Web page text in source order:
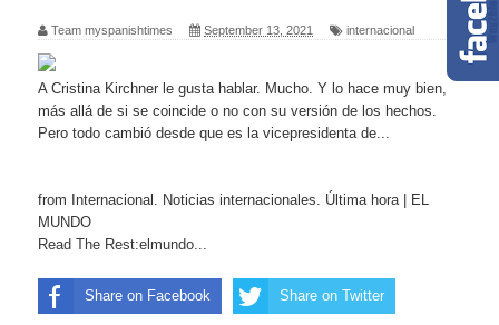
Team myspanishtimes September 13, 2021 internacional
A Cristina Kirchner le gusta hablar. Mucho. Y lo hace muy bien,
más allá de si se coincide o no con su versión de los hechos.
Pero todo cambió desde que es la vicepresidenta de...
from Internacional. Noticias internacionales. Última hora | EL
MUNDO
Read The Rest:elmundo...
Share on Facebook Share on Twitter